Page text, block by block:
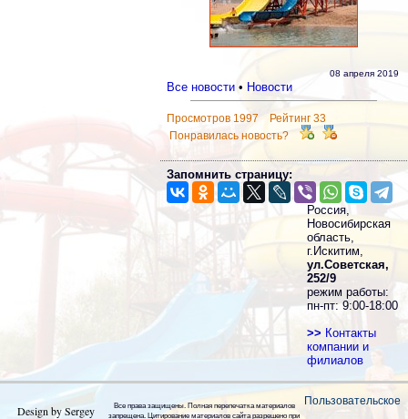
08 апреля 2019
Все новости• Новости
Просмотров 1997 Рейтинг 33
Понравилась новость?
Запомнить страницу:
Россия,
Новосибирская
область,
г.Искитим,
ул.Советская,
252/9
режим работы:
пн-пт: 9:00-18:00
>> Контакты
компании и
филиалов
Design by Sergey
Все права защищены. Полная перепечатка материалов
запрещена. Цитирование материалов сайта разрешено при
Пользовательское